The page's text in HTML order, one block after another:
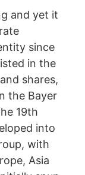
and yet it
since
in the
shares,
the Bayer
19th
into
with
Asia